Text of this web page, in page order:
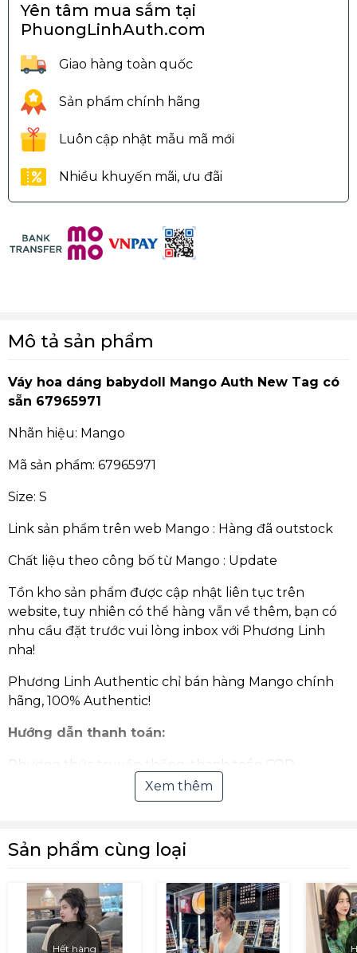
Yên tâm mua sắm tại
PhuongLinhAuth.com
Giao hàng toàn quốc
Sản phẩm chính hãng
Luôn cập nhật mẫu mã mới
Nhiều khuyến mãi, ưu đãi
Mô tả sản phẩm
Váy hoa dáng babydoll Mango Auth New Tag có
sẵn 67965971
Nhãn hiệu: Mango
Mã sản phẩm: 67965971
Size: S
Link sản phẩm trên web Mango : Hàng đã outstock
Chất liệu theo công bố từ Mango : Update
Tồn kho sản phẩm được cập nhật liên tục trên
website, tuy nhiên có thể hàng vẫn về thêm, bạn có
nhu cầu đặt trước vui lòng inbox với Phương Linh
nha!
Phương Linh Authentic chỉ bán hàng Mango chính
hãng, 100% Authentic!
Hướng dẫn thanh toán:
Phương thức truyền thống: thanh toán COD,
chuyển khoản qua ngân hàng.
Nam).
Mời bạn xem chi tiết hướng dẫn thanh
toán tại:https://phuonglinhauth.com/huong-dan-
thanh-toan
Xem thêm
Sản phẩm cùng loại
Hết hàng